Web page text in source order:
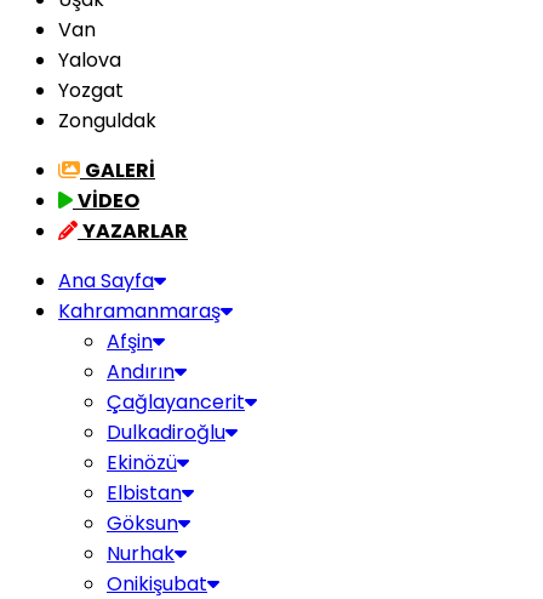
Van
Yalova
Yozgat
Zonguldak
GALERİ
VİDEO
YAZARLAR
Ana Sayfa
Kahramanmaraş
Afşin
Andırın
Çağlayancerit
Dulkadiroğlu
Ekinözü
Elbistan
Göksun
Nurhak
Onikişubat